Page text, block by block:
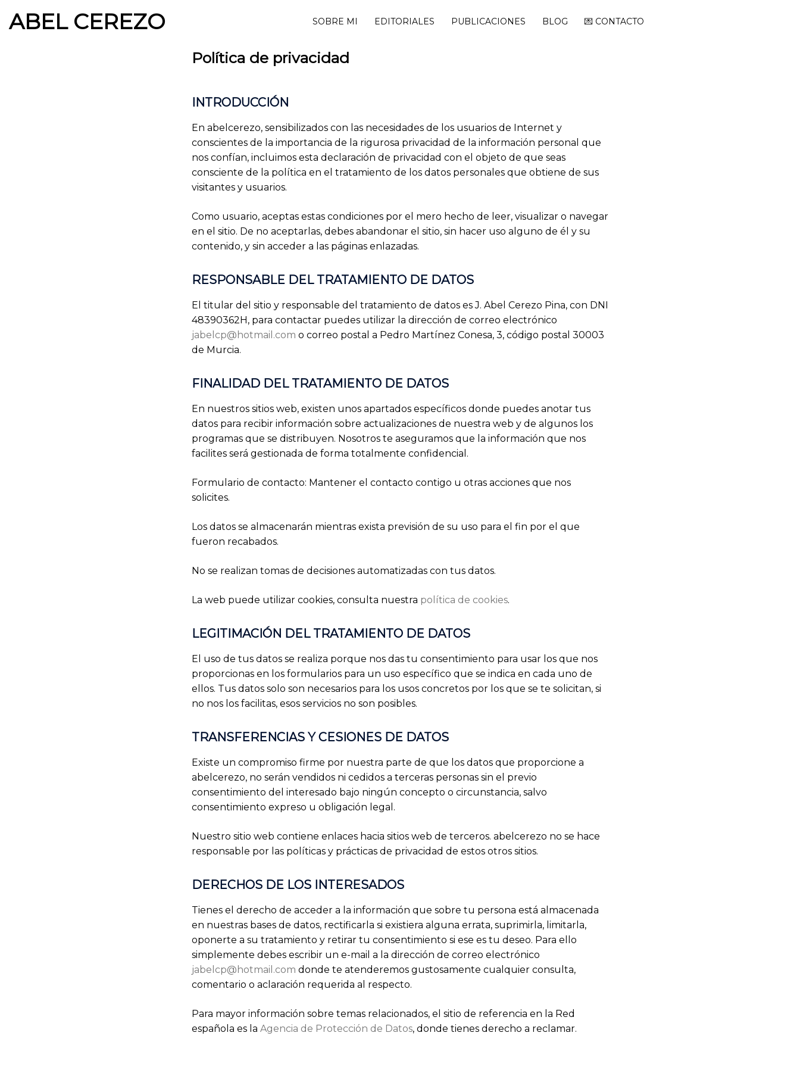
ABEL CEREZO SOBRE MI EDITORIALES PUBLICACIONES BLOG 💌 CONTACTO
Política de privacidad
INTRODUCCIÓN
En abelcerezo, sensibilizados con las necesidades de los usuarios de Internet y
conscientes de la importancia de la rigurosa privacidad de la información personal que
nos confían, incluimos esta declaración de privacidad con el objeto de que seas
consciente de la política en el tratamiento de los datos personales que obtiene de sus
visitantes y usuarios.
Como usuario, aceptas estas condiciones por el mero hecho de leer, visualizar o navegar
en el sitio. De no aceptarlas, debes abandonar el sitio, sin hacer uso alguno de él y su
contenido, y sin acceder a las páginas enlazadas.
RESPONSABLE DEL TRATAMIENTO DE DATOS
El titular del sitio y responsable del tratamiento de datos es J. Abel Cerezo Pina, con DNI
48390362H, para contactar puedes utilizar la dirección de correo electrónico
jabelcp@hotmail.com o correo postal a Pedro Martínez Conesa, 3, código postal 30003
de Murcia.
FINALIDAD DEL TRATAMIENTO DE DATOS
En nuestros sitios web, existen unos apartados específicos donde puedes anotar tus
datos para recibir información sobre actualizaciones de nuestra web y de algunos los
programas que se distribuyen. Nosotros te aseguramos que la información que nos
facilites será gestionada de forma totalmente confidencial.
Formulario de contacto: Mantener el contacto contigo u otras acciones que nos
solicites.
Los datos se almacenarán mientras exista previsión de su uso para el fin por el que
fueron recabados.
No se realizan tomas de decisiones automatizadas con tus datos.
La web puede utilizar cookies, consulta nuestra política de cookies.
LEGITIMACIÓN DEL TRATAMIENTO DE DATOS
El uso de tus datos se realiza porque nos das tu consentimiento para usar los que nos
proporcionas en los formularios para un uso específico que se indica en cada uno de
ellos. Tus datos solo son necesarios para los usos concretos por los que se te solicitan, si
no nos los facilitas, esos servicios no son posibles.
TRANSFERENCIAS Y CESIONES DE DATOS
Existe un compromiso firme por nuestra parte de que los datos que proporcione a
abelcerezo, no serán vendidos ni cedidos a terceras personas sin el previo
consentimiento del interesado bajo ningún concepto o circunstancia, salvo
consentimiento expreso u obligación legal.
Nuestro sitio web contiene enlaces hacia sitios web de terceros. abelcerezo no se hace
responsable por las políticas y prácticas de privacidad de estos otros sitios.
DERECHOS DE LOS INTERESADOS
Tienes el derecho de acceder a la información que sobre tu persona está almacenada
en nuestras bases de datos, rectificarla si existiera alguna errata, suprimirla, limitarla,
oponerte a su tratamiento y retirar tu consentimiento si ese es tu deseo. Para ello
simplemente debes escribir un e-mail a la dirección de correo electrónico
jabelcp@hotmail.com donde te atenderemos gustosamente cualquier consulta,
comentario o aclaración requerida al respecto.
Para mayor información sobre temas relacionados, el sitio de referencia en la Red
española es la Agencia de Protección de Datos, donde tienes derecho a reclamar.